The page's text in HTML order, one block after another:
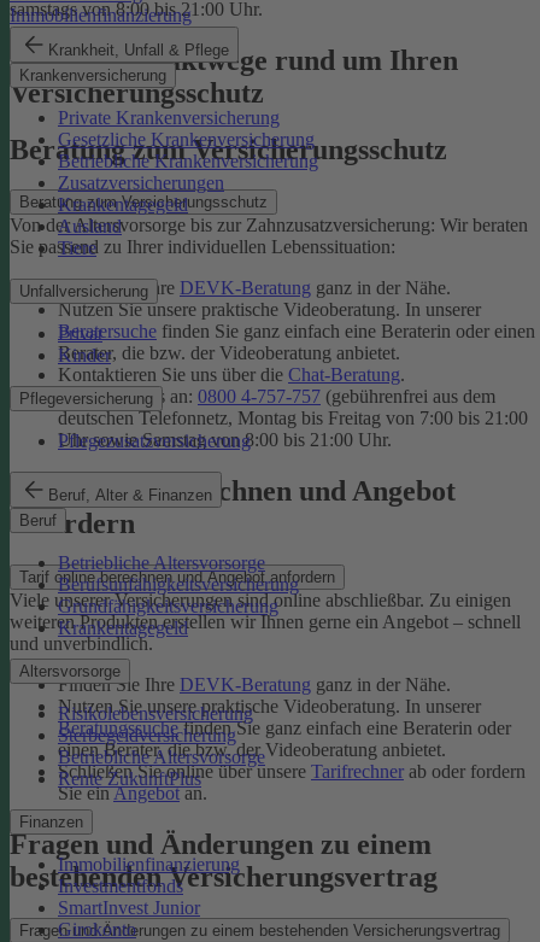
Immobilienfinanzierung
Krankheit, Unfall & Pflege
Krankenversicherung
Private Krankenversicherung
Gesetzliche Krankenversicherung
Betriebliche Krankenversicherung
Zusatzversicherungen
Krankentagegeld
Ausland
Tiere
Unfallversicherung
Privat
Kinder
Pflegeversicherung
Pflegezusatzversicherung
Beruf, Alter & Finanzen
Beruf
Betriebliche Altersvorsorge
Berufsunfähigkeitsversicherung
Grundfähigkeitsversicherung
Krankentagegeld
Altersvorsorge
Risikolebensversicherung
Sterbegeldversicherung
Betriebliche Altersvorsorge
Rente ZukunftPlus
Finanzen
Immobilienfinanzierung
Investmentfonds
SmartInvest Junior
Girokonto
samstags von 8:00 bis 21:00 Uhr.
Unsere Kontaktwege rund um Ihren
Versicherungsschutz
Beratung zum Versicherungsschutz
Beratung zum Versicherungsschutz
Von der Altersvorsorge bis zur Zahnzusatzversicherung: Wir beraten
Sie passend zu Ihrer individuellen Lebenssituation:
Finden Sie Ihre DEVK-Beratung ganz in der Nähe.
Nutzen Sie unsere praktische Videoberatung. In unserer
Beratersuche finden Sie ganz einfach eine Beraterin oder einen
Berater, die bzw. der Videoberatung anbietet.
Kontaktieren Sie uns über die Chat-Beratung.
Rufen Sie uns an: 0800 4-757-757 (gebührenfrei aus dem
deutschen Telefonnetz, Montag bis Freitag von 7:00 bis 21:00
Uhr sowie Samstag von 8:00 bis 21:00 Uhr.
Tarif online berechnen und Angebot
anfordern
Tarif online berechnen und Angebot anfordern
Viele unserer Versicherungen sind online abschließbar. Zu einigen
weiteren Produkten erstellen wir Ihnen gerne ein Angebot – schnell
und unverbindlich.
Finden Sie Ihre DEVK-Beratung ganz in der Nähe.
Nutzen Sie unsere praktische Videoberatung. In unserer
Beratungssuchefinden Sie ganz einfach eine Beraterin oder
einen Berater, die bzw. der Videoberatung anbietet.
Schließen Sie online über unsere Tarifrechner ab oder fordern
Sie einAngebotan.
Fragen und Änderungen zu einem
bestehenden Versicherungsvertrag
Fragen und Änderungen zu einem bestehenden Versicherungsvertrag